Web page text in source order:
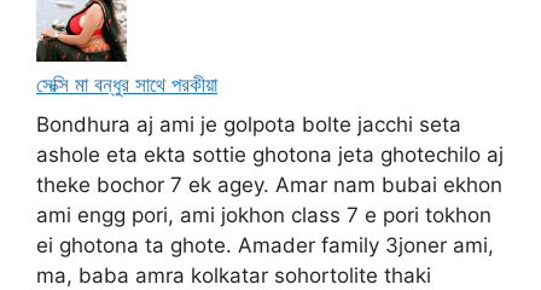
সেক্সি মা বন্ধুর সাথে পরকীয়া
Bondhura aj ami je golpota bolte jacchi seta
ashole eta ekta sottie ghotona jeta ghotechilo aj
theke bochor 7 ek agey. Amar nam bubai ekhon
ami engg pori, ami jokhon class 7 e pori tokhon
ei ghotona ta ghote. Amader family 3joner ami,
ma, baba amra kolkatar sohortolite thaki